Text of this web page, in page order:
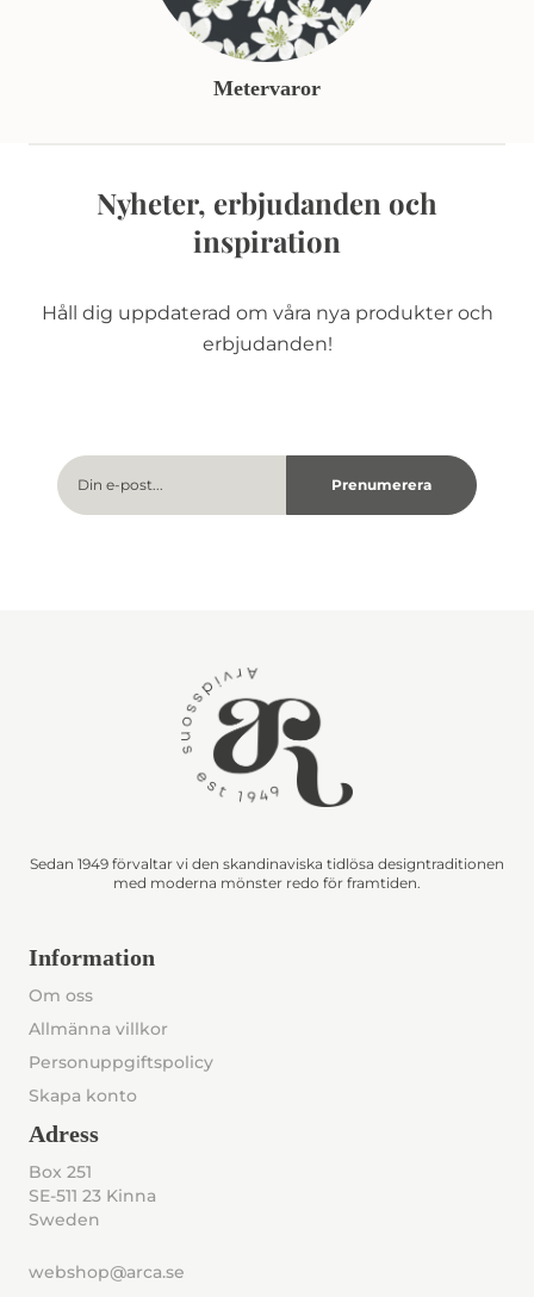
Metervaror
Nyheter, erbjudanden och
inspiration
Håll dig uppdaterad om våra nya produkter och
erbjudanden!
Sedan 1949 förvaltar vi den skandinaviska tidlösa designtraditionen
med moderna mönster redo för framtiden.
Information
Om oss
Allmänna villkor
Personuppgiftspolicy
Skapa konto
Adress
Box 251
SE-511 23 Kinna
Sweden
webshop@arca.se